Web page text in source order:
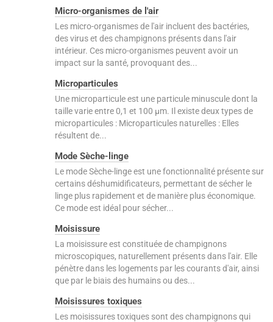
Micro-organismes de l'air
Les micro-organismes de l'air incluent des bactéries,
des virus et des champignons présents dans l'air
intérieur. Ces micro-organismes peuvent avoir un
impact sur la santé, provoquant des...
Microparticules
Une microparticule est une particule minuscule dont la
taille varie entre 0,1 et 100 μm. Il existe deux types de
microparticules : Microparticules naturelles : Elles
résultent de...
Mode Sèche-linge
Le mode Sèche-linge est une fonctionnalité présente sur
certains déshumidificateurs, permettant de sécher le
linge plus rapidement et de manière plus économique.
Ce mode est idéal pour sécher...
Moisissure
La moisissure est constituée de champignons
microscopiques, naturellement présents dans l'air. Elle
pénètre dans les logements par les courants d'air, ainsi
que par le biais des humains ou des...
Moisissures toxiques
Les moisissures toxiques sont des champignons qui